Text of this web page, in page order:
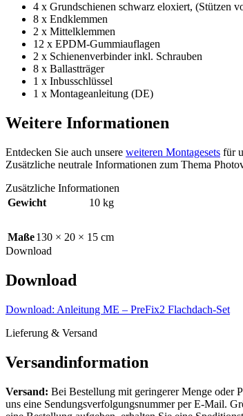
4 x Grundschienen schwarz eloxiert, (Stützen
8 x Endklemmen
2 x Mittelklemmen
12 x EPDM-Gummiauflagen
2 x Schienenverbinder inkl. Schrauben
8 x Ballastträger
1 x Inbusschlüssel
1 x Montageanleitung (DE)
Weitere Informationen
Entdecken Sie auch unsere weiteren Montagesets für
Zusätzliche neutrale Informationen zum Thema
Zusätzliche Informationen
Gewicht
10 kg
Maße130 × 20 × 15 cm
Download
Download
Download: Anleitung ME – PreFix2 Flachdach-Set
Lieferung & Versand
Versandinformation
Versand: Bei Bestellung mit geringerer Menge oder
uns eine Sendungsverfolgungsnummer per E-Mail.